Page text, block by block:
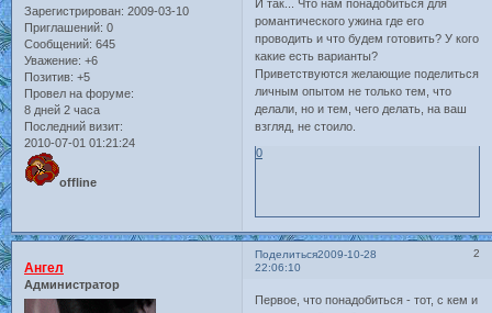
Зарегистрирован: 2009-03-10
Приглашений: 0
Сообщений: 645
Уважение: +6
Позитив: +5
Провел на форуме:
8 дней 2 часа
Последний визит:
2010-07-01 01:21:24
offline
И так... Что нам понадобиться для
романтического ужина где его
проводить и что будем готовить? У кого
какие есть варианты?
Приветствуются желающие поделиться
личным опытом не только тем, что
делали, но и тем, чего делать, на ваш
взгляд, не стоило.
0
Поделиться 2
2009-10-28
22:06:10
Ангел
Администратор
Первое, что понадобиться - тот, с кем и